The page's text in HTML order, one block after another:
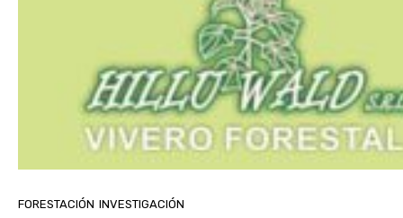
FORESTACIÓN INVESTIGACIÓN